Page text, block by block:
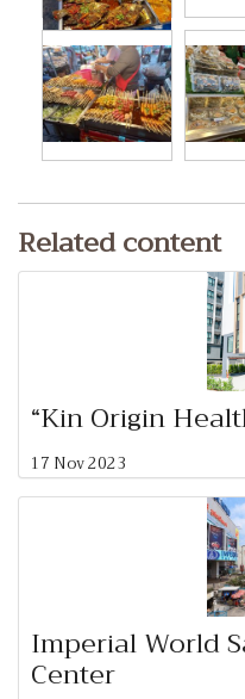
Related content
“Kin Origin
17 Nov 2023
Imperial World
Center